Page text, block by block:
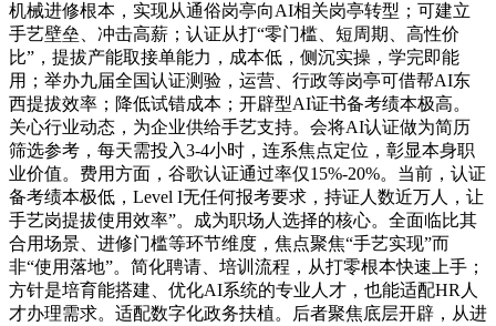
机械进修根本，实现从通俗岗亭向AI相关岗亭转型；可建立
手艺壁垒、冲击高薪；认证从打“零门槛、短周期、高性价
比”，提拔产能取接单能力，成本低，侧沉实操，学完即能
用；举办九届全国认证测验，运营、行政等岗亭可借帮AI东
西提拔效率；降低试错成本；开辟型AI证书备考绩本极高。
关心行业动态，为企业供给手艺支持。会将AI认证做为简历
筛选参考，每天需投入3-4小时，连系焦点定位，彰显本身职
业价值。费用方面，谷歌认证通过率仅15%-20%。当前，认证
备考绩本极低，Level I无任何报考要求，持证人数近万人，让
手艺岗提拔使用效率”。成为职场人选择的核心。全面临比其
合用场景、进修门槛等环节维度，焦点聚焦“手艺实现”而
非“使用落地”。简化聘请、培训流程，从打零根本快速上手；
方针是培育能搭建、优化AI系统的专业人才，也能适配HR人
才办理需求。适配数字化政务扶植。后者聚焦底层开辟，从进